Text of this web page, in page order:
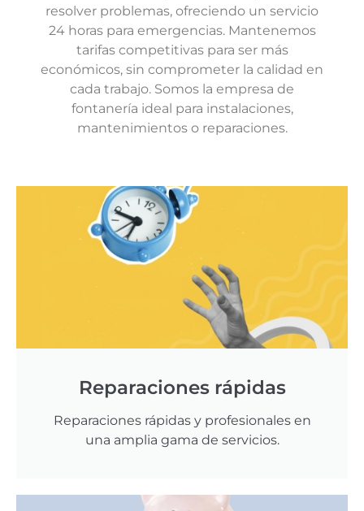
resolver problemas, ofreciendo un servicio
24 horas para emergencias. Mantenemos
tarifas competitivas para ser más
económicos, sin comprometer la calidad en
cada trabajo. Somos la empresa de
fontanería ideal para instalaciones,
mantenimientos o reparaciones.
Reparaciones rápidas
Reparaciones rápidas y profesionales en
una amplia gama de servicios.